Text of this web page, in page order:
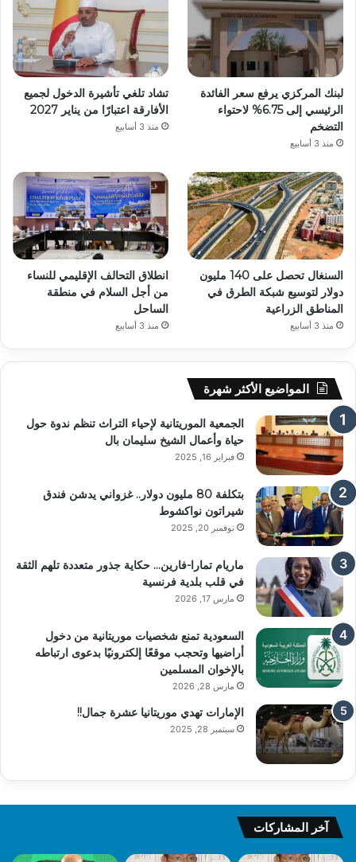
لبنك المركزي يرفع سعر الفائدة
الرئيسي إلى 6.75% لاحتواء
التضخم
منذ 3 أسابيع
تشاد تلغي تأشيرة الدخول لجميع
الأفارقة اعتبارًا من يناير 2027
منذ 3 أسابيع
السنغال تحصل على 140 مليون
دولار لتوسيع شبكة الطرق في
المناطق الزراعية
منذ 3 أسابيع
انطلاق التحالف الإقليمي للنساء
من أجل السلام في منطقة
الساحل
منذ 3 أسابيع
المواضيع الأكثر شهرة
الجمعية الموريتانية لإحياء التراث تنظم ندوة حول
حياة وأعمال الشيخ سليمان بال
فبراير 16, 2025
بتكلفة 80 مليون دولار.. غزواني يدشن فندق
شيراتون نواكشوط
نوفمبر 20, 2025
ماريام تمارا-فارين… حكاية جذور متعددة تلهم الثقة
في قلب بلدية فرنسية
مارس 17, 2026
السعودية تمنع شخصيات موريتانية من دخول
أراضيها وتحجب موقعًا إلكترونيًا بدعوى ارتباطه
بالإخوان المسلمين
مارس 28, 2026
الإمارات تهدي موريتانيا عشرة جمال!!
سبتمبر 28, 2025
آخر المشاركات